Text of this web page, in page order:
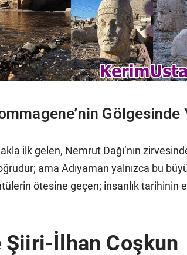
ilk gelen, Nemrut Dağı’nın
ama Adıyaman yalnızca bu
ötesine geçen; insanlık tarihinin
Şiiri-İlhan Coşkun